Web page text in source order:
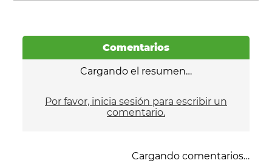
Comentarios
Cargando el resumen…
Por favor, inicia sesión para escribir un
comentario.
Cargando comentarios…